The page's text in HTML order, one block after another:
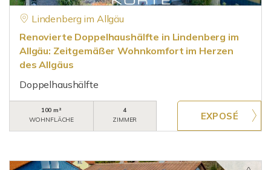
Lindenberg im Allgäu
Renovierte Doppelhaushälfte in Lindenberg im
Allgäu: Zeitgemäßer Wohnkomfort im Herzen
des Allgäus
Doppelhaushälfte
100 m²
WOHNFLÄCHE
4
ZIMMER